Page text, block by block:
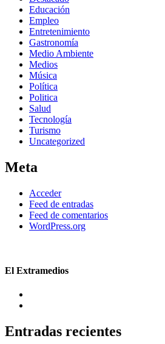
Educación
Empleo
Entretenimiento
Gastronomía
Medio Ambiente
Medios
Música
Política
Politica
Salud
Tecnología
Turismo
Uncategorized
Meta
Acceder
Feed de entradas
Feed de comentarios
WordPress.org
El Extramedios
Entradas recientes